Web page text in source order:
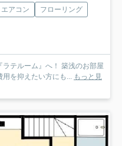
エアコン
フローリング
ラテルーム』へ！ 築浅のお部屋
を抑えたい方にも... もっと見